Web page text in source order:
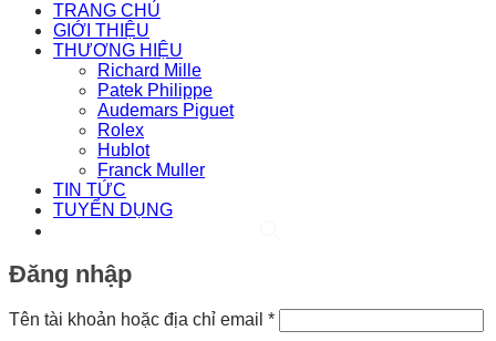
TRANG CHỦ
GIỚI THIỆU
THƯƠNG HIỆU
Richard Mille
Patek Philippe
Audemars Piguet
Rolex
Hublot
Franck Muller
TIN TỨC
TUYỂN DỤNG
Đăng nhập
Tên tài khoản hoặc địa chỉ email *Bắt